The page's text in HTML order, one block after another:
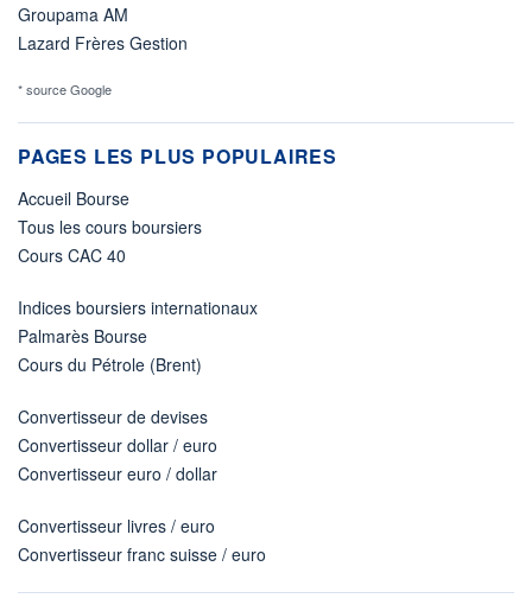
Groupama AM
Lazard Frères Gestion
* source Google
PAGES LES PLUS POPULAIRES
Accueil Bourse
Tous les cours boursiers
Cours CAC 40
Indices boursiers internationaux
Palmarès Bourse
Cours du Pétrole (Brent)
Convertisseur de devises
Convertisseur dollar / euro
Convertisseur euro / dollar
Convertisseur livres / euro
Convertisseur franc suisse / euro